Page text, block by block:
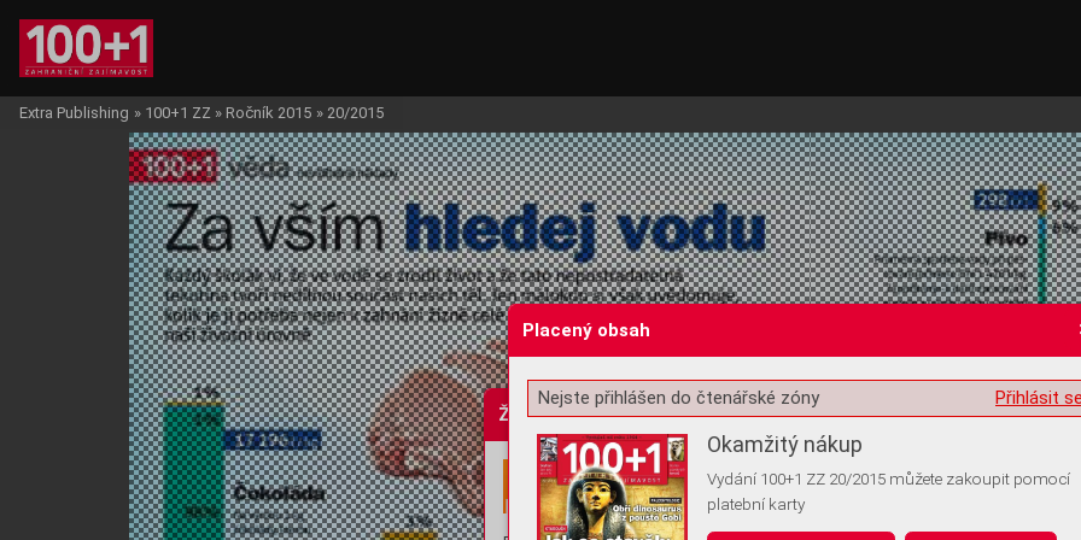
Žádost o souhlas s ukládáním volitelných informací
Extra Publishing » 100+1 ZZ » Ročník 2015 » 20/2015
Placený obsah
Přihlásit
Nejste přihlášen do čtenářské zóny
Okamžitý nákup
Vydání 100+1 ZZ 20/2015 můžete zakoupit pomocí
platební karty